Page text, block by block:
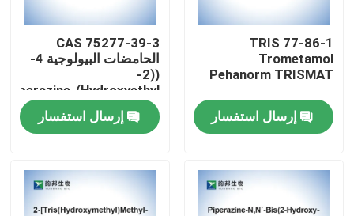
مسكن
TRIS 77-86-1
Trometamol
Pehanorm TRISMAT
إرسال استفسار
CAS 75277-39-3
الحامضات البيولوجية 4-
((2-
Hydroxyethyl)Piperazine-
1-Ethanesulfonic Acid
إرسال استفسار